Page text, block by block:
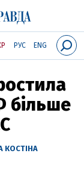
РУС ENG
більше
КОСТІНА